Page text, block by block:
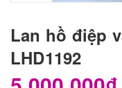
Lan hồ điệp
LHD1192